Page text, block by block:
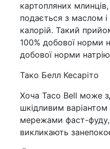
картопляних
подається з маслом
калорій. Такий
100% добової норми
добової норми
Тако Белл Кесаріто
Хоча Taco Bell може
шкідливим варіантом
мережами фаст-фуду,
викликають